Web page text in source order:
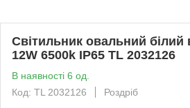
Cвітильник овальний білий
12W 6500k IP65 TL 2032126
В наявності 6 од.
Код: TL 2032126
Роздріб